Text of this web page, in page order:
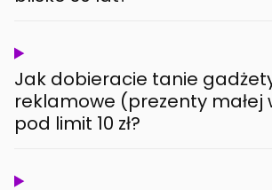
Jak dobieracie tanie
reklamowe (prezenty małej
pod limit 10 zł?